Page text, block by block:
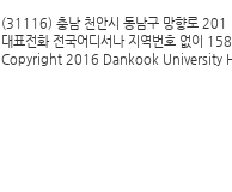
(31116) 충남 천안시 동남구 망향로 201
대표전화 전국어디서나 지역번호 없이
Copyright 2016 Dankook University